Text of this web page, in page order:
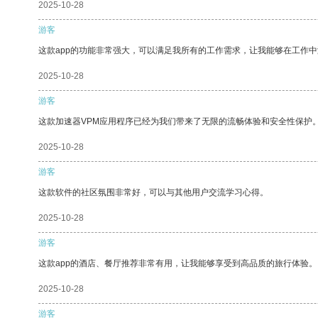
2025-10-28
游客
这款app的功能非常强大，可以满足我所有的工作需求，让我能够在工作中
2025-10-28
游客
这款加速器VPM应用程序已经为我们带来了无限的流畅体验和安全性保护。
2025-10-28
游客
这款软件的社区氛围非常好，可以与其他用户交流学习心得。
2025-10-28
游客
这款app的酒店、餐厅推荐非常有用，让我能够享受到高品质的旅行体验。
2025-10-28
游客